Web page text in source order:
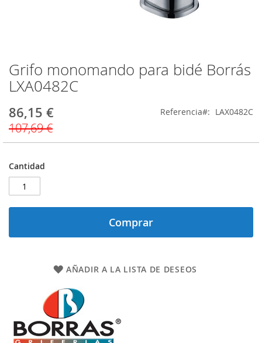
Grifo monomando para bidé Borrás
LXA0482C
Precio
especial
86,15 €
107,69 €
Referencia LAX0482C
Cantidad
Comprar
AÑADIR A LA LISTA DE DESEOS
Saltar
al
comienzo
la
galería